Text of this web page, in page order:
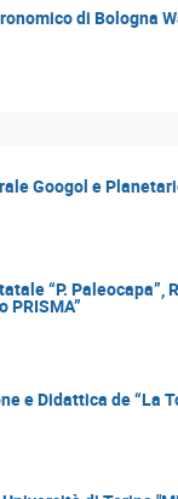
di Bologna
Googol e
“P.
PRISMA”
e Didattica de “La